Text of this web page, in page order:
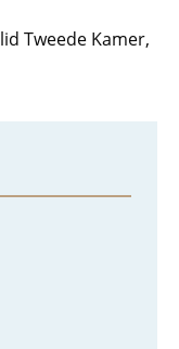
Tweede Kamer,